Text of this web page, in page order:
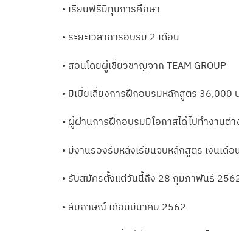
• เรียนฟรีมีทุนการศึกษา
• ระยะเวลาการอบรม 2 เดือน
• สอนโดยผู้เชี่ยวชาญจาก TEAM GROUP
• มีเบี้ยเลี้ยงการฝึกอบรมหลักสูตร 36,000
• ผู้ผ่านการฝึกอบรมมีโอกาสได้ไปทำงานต่า
• มีงานรองรับหลังเรียนจบหลักสูตร เงินเดื
• รับสมัครตั้งแต่วันนี้ถึง 28 กุมภาพันธ์
• สัมภาษณ์ เดือนมีนาคม 2562